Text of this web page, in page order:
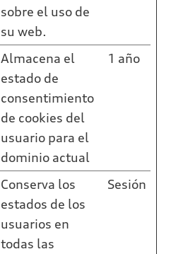
sobre el uso de
su web.
Almacena el
estado de
consentimiento
de cookies del
usuario para el
dominio actual
1 año
Conserva los
estados de los
usuarios en
todas las
Sesión